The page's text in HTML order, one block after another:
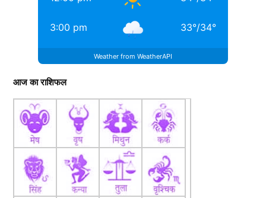
3:00 pm 33°/34°
Weather from WeatherAPI
आज का राशिफल